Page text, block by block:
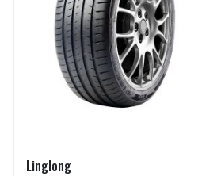
Linglong